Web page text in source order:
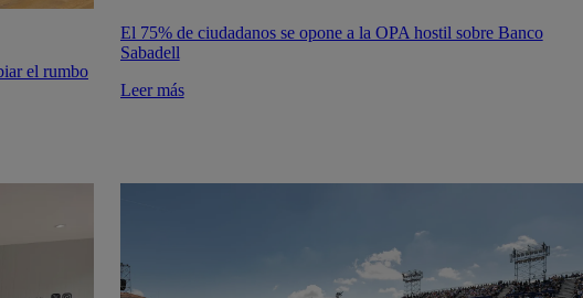
el rumbo
El 75% de ciudadanos se opone a la OPA hostil sobre Banco
Sabadell
Leer más